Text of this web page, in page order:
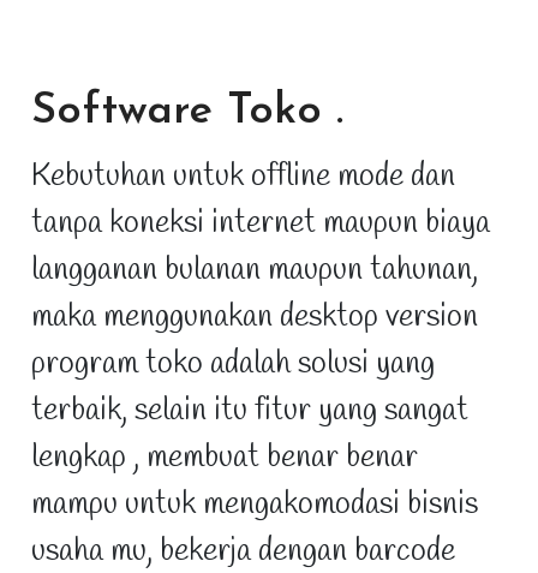
Software Toko .
Kebutuhan untuk offline mode dan
tanpa koneksi internet maupun biaya
langganan bulanan maupun tahunan,
maka menggunakan desktop version
program toko adalah solusi yang
terbaik, selain itu fitur yang sangat
lengkap , membuat benar benar
mampu untuk mengakomodasi bisnis
usaha mu, bekerja dengan barcode